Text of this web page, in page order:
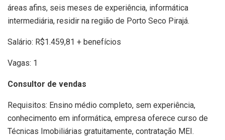
áreas afins, seis meses de experiência, informática
intermediária, residir na região de Porto Seco Pirajá.
Salário: R$1.459,81 + benefícios
Vagas: 1
Consultor de vendas
Requisitos: Ensino médio completo, sem experiência,
conhecimento em informática, empresa oferece curso de
Técnicas Imobiliárias gratuitamente, contratação MEI.